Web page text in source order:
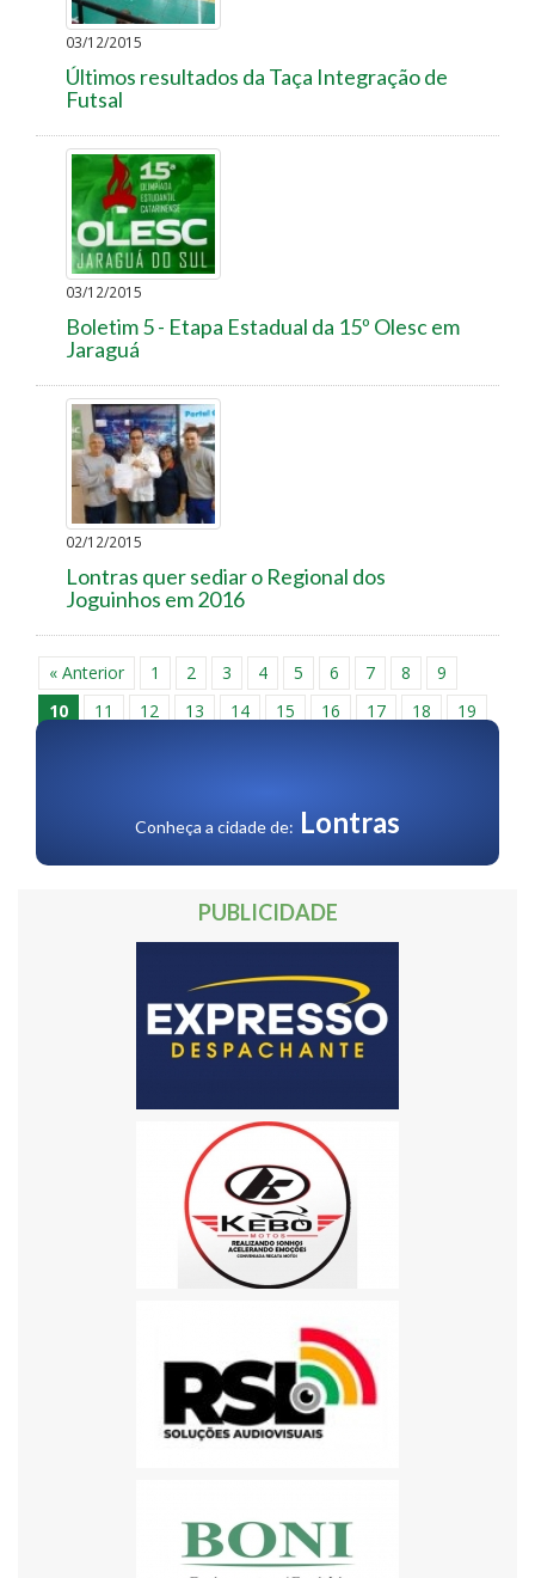
03/12/2015
Últimos resultados da Taça Integração de
Futsal
03/12/2015
Boletim 5 - Etapa Estadual da 15º Olesc em
Jaraguá
02/12/2015
Lontras quer sediar o Regional dos
Joguinhos em 2016
« Anterior 1 2 3 4 5 6 7 8
9
10
11 12 13 14 15 16 17 18
19
Conheça a cidade de: Lontras
PUBLICIDADE